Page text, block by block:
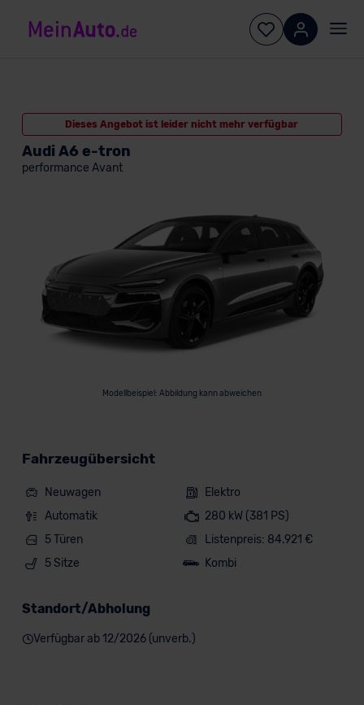
Dieses Angebot ist leider nicht mehr verfügbar
Audi A6 e-tron
performance Avant
Modellbeispiel: Abbildung kann abweichen
Fahrzeugübersicht
Neuwagen
Elektro
Automatik
280 kW (381 PS)
5 Türen
Listenpreis: 84.921 €
5 Sitze
Kombi
Standort/Abholung
Verfügbar ab 12/2026 (unverb.)